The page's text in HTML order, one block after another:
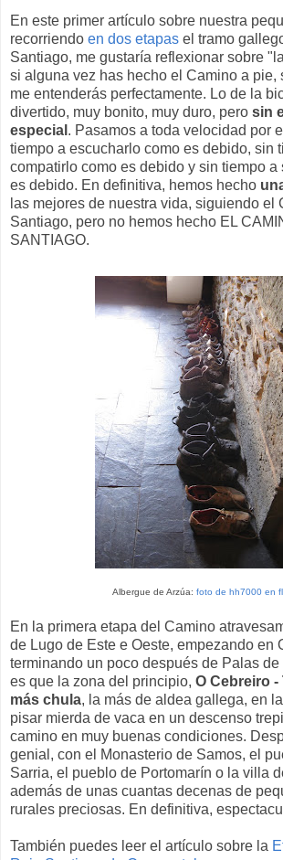
En este primer artículo sobre nuestra
recorriendo en dos etapas el tramo
Santiago, me gustaría reflexionar sobre
si alguna vez has hecho el Camino a pie,
me entenderás perfectamente. Lo de la
divertido, muy bonito, muy duro, pero sin
especial . Pasamos a toda velocidad por
tiempo a escucharlo como es debido, sin
compatirlo como es debido y sin tiempo a
es debido. En definitiva, hemos hecho
las mejores de nuestra vida, siguiendo el
Santiago, pero no hemos hecho EL
SANTIAGO.
Albergue de Arzúa: foto de hh7000 en
En la primera etapa del Camino
de Lugo de Este e Oeste, empezando en
terminando un poco después de Palas
es que la zona del principio, O Cebreiro -
más chula, la más de aldea gallega, en
pisar mierda de vaca en un descenso
camino en muy buenas condiciones.
genial, con el Monasterio de Samos, el
Sarria, el pueblo de Portomarín o la villa
además de unas cuantas decenas de
rurales preciosas. En definitiva,
También puedes leer el artículo sobre la